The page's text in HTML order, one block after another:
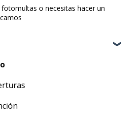
o necesitas hacer un